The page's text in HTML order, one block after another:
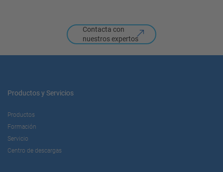
Contacta con
nuestros expertos
Productos y Servicios
Productos
Formación
Servicio
Centro de descargas